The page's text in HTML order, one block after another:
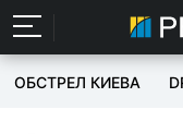
ОБСТРЕЛ КИЕВА